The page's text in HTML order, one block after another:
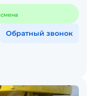
смена
Обратный звонок